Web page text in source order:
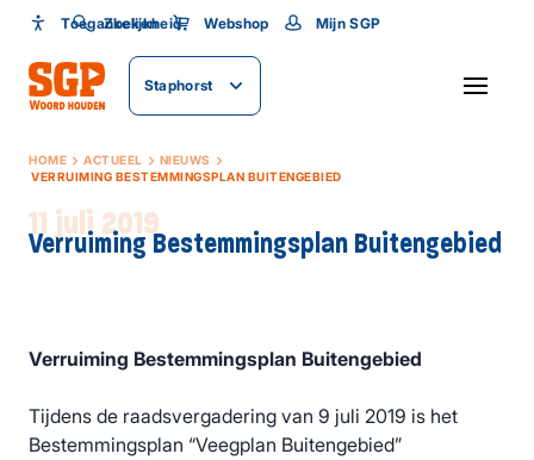
Toegankelijkheid
Toegankelijkheid
Lettergrootte
Zoeken Webshop Mijn SGP
Staphorst
HOME ACTUEEL
NIEUWS
VERRUIMING BESTEMMINGSPLAN BUITENGEBIED
11 juli 2019
Verruiming Bestemmingsplan Buitengebied
Verruiming Bestemmingsplan Buitengebied
Tijdens de raadsvergadering van 9 juli 2019 is het
Bestemmingsplan “Veegplan Buitengebied”